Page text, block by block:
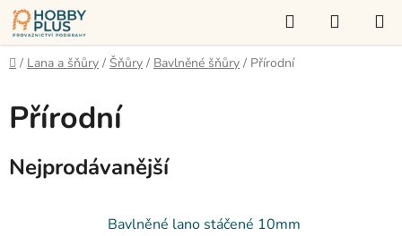
Přejít
na
obsah
Hledat
KOŠÍK
Domů
/ Lana a šňůry / Šňůry / Bavlněné šňůry / Přírodní
Přírodní
Nejprodávanější
Bavlněné lano stáčené 10mm